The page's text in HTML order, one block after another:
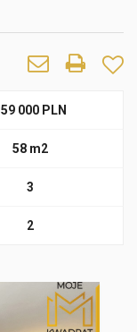
000 PLN
58 m2
3
2